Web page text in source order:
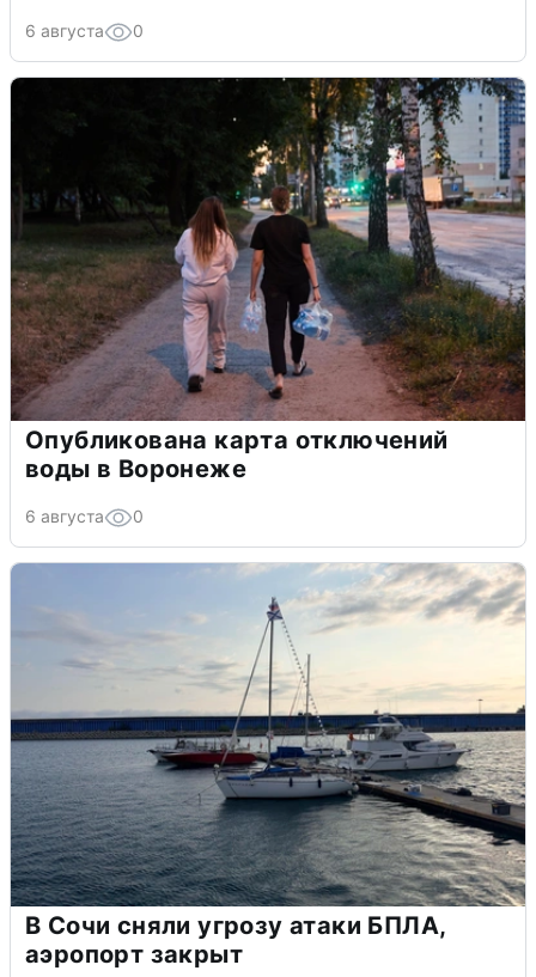
6 августа 0
Опубликована карта отключений
воды в Воронеже
6 августа 0
В Сочи сняли угрозу атаки БПЛА,
аэропорт закрыт